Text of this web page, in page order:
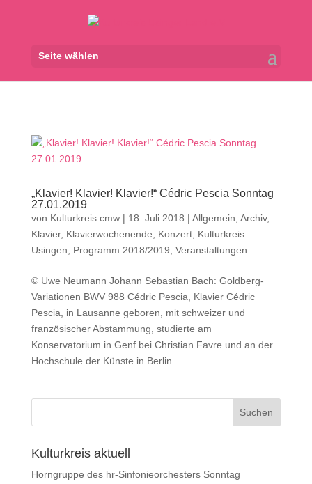
Seite wählen
„Klavier! Klavier! Klavier!“ Cédric Pescia Sonntag
27.01.2019
von Kulturkreis cmw| 18. Juli 2018 | Allgemein Archiv,
Klavier, Klavierwochenende Konzert, Kulturkreis
Usingen
Programm 2018/2019 Veranstaltungen
© Uwe Neumann Johann Sebastian Bach: Goldberg-
Variationen BWV 988 Cédric Pescia, Klavier Cédric
Pescia, in Lausanne geboren, mit schweizer und
französischer Abstammung, studierte am
Konservatorium in Genf bei Christian Favre und an der
Hochschule der Künste in Berlin...
Kulturkreis aktuell
Horngruppe des hr-Sinfonieorchesters Sonntag